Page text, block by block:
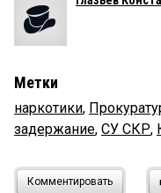
Метки
наркотики,
задержание, СУ СКР,
Комментировать